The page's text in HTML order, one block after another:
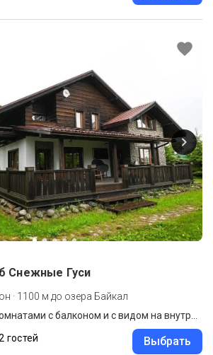
Снежные Гуси
· 1100 м до озера Байкал
гостей Выбрать